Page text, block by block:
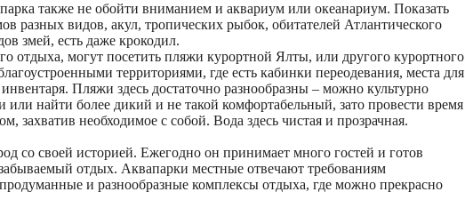
также не обойти вниманием и аквариум или океанариум. Показать
разных видов, акул, тропических рыбок, обитателей Атлантического
змей, есть даже крокодил.
отдыха, могут посетить пляжи курортной Ялты, или другого курортного
территориями, где есть кабинки переодевания, места для
Пляжи здесь достаточно разнообразны – можно культурно
или найти более дикий и не такой комфортабельный, зато провести время
захватив необходимое с собой. Вода здесь чистая и прозрачная.
со своей историей. Ежегодно он принимает много гостей и готов
отдых. Аквапарки местные отвечают требованиям
продуманные и разнообразные комплексы отдыха, где можно прекрасно